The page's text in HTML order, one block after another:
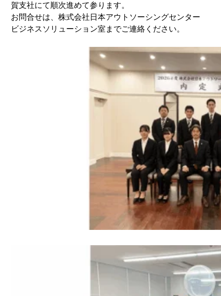
賀支社にて順次進めて参ります。
お問合せは、株式会社日本アウトソーシングセンター
ビジネスソリューション室までご連絡ください。